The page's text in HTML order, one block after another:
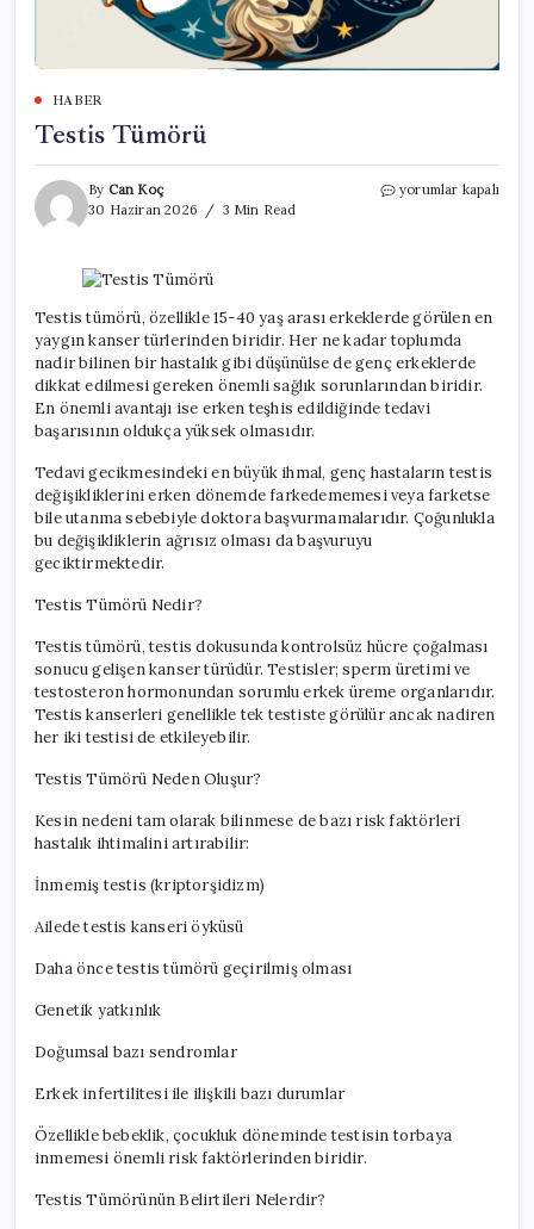
HABER
Testis Tümörü
By Can Koç
30 Haziran 2026
3 Min Read
Testis
yorumlar kapalı
Testis tümörü, özellikle 15-40 yaş arası erkeklerde görülen en
yaygın kanser türlerinden biridir. Her ne kadar toplumda
nadir bilinen bir hastalık gibi düşünülse de genç erkeklerde
dikkat edilmesi gereken önemli sağlık sorunlarından biridir.
En önemli avantajı ise erken teşhis edildiğinde tedavi
başarısının oldukça yüksek olmasıdır.
Tedavi gecikmesindeki en büyük ihmal, genç hastaların testis
değişikliklerini erken dönemde farkedememesi veya farketse
bile utanma sebebiyle doktora başvurmamalarıdır. Çoğunlukla
bu değişikliklerin ağrısız olması da başvuruyu
geciktirmektedir.
Testis Tümörü Nedir?
Testis tümörü, testis dokusunda kontrolsüz hücre çoğalması
sonucu gelişen kanser türüdür. Testisler; sperm üretimi ve
testosteron hormonundan sorumlu erkek üreme organlarıdır.
Testis kanserleri genellikle tek testiste görülür ancak nadiren
her iki testisi de etkileyebilir.
Testis Tümörü Neden Oluşur?
Kesin nedeni tam olarak bilinmese de bazı risk faktörleri
hastalık ihtimalini artırabilir:
İnmemiş testis (kriptorşidizm)
Ailede testis kanseri öyküsü
Daha önce testis tümörü geçirilmiş olması
Genetik yatkınlık
Doğumsal bazı sendromlar
Erkek infertilitesi ile ilişkili bazı durumlar
Özellikle bebeklik, çocukluk döneminde testisin torbaya
inmemesi önemli risk faktörlerinden biridir.
Testis Tümörünün Belirtileri Nelerdir?